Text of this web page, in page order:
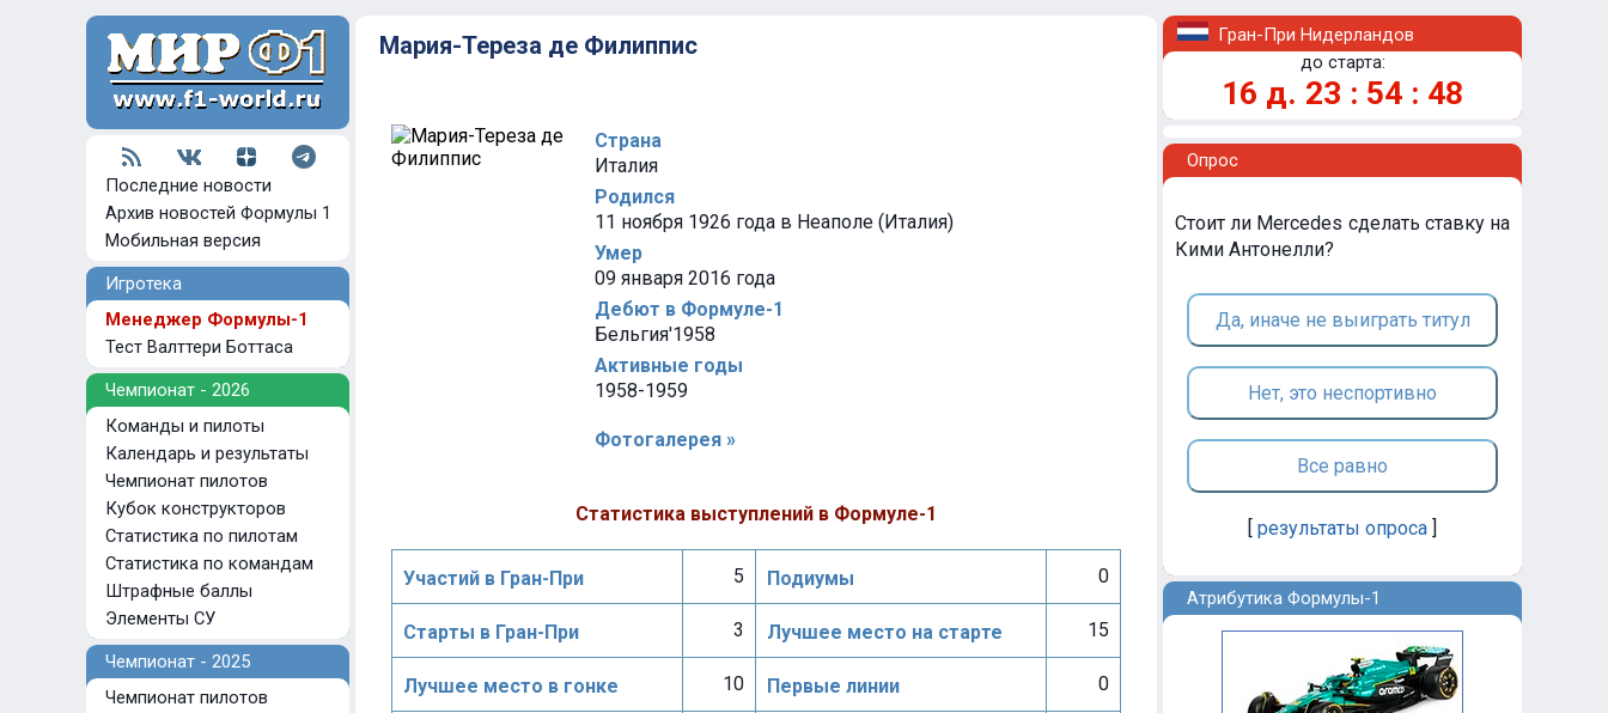
Последние новости
Архив новостей Формулы 1
Мобильная версия
Игротека
Менеджер Формулы-1
Тест Валттери Боттаса
Чемпионат - 2026
Команды и пилоты
Календарь и результаты
Чемпионат пилотов
Кубок конструкторов
Статистика по пилотам
Статистика по командам
Штрафные баллы
Элементы СУ
Чемпионат - 2025
Чемпионат пилотов
Мария-Тереза де Филиппис
Страна
Италия
Родился
11 ноября 1926 года в Неаполе (Италия)
Умер
09 января 2016 года
Дебют в Формуле-1
Бельгия'1958
Активные годы
1958-1959
Фотогалерея »
Статистика выступлений в Формуле-1
Участий в Гран-При 5 Подиумы 0
Старты в Гран-При 3 Лучшее место на старте 15
Лучшее место в гонке 10 Первые линии 0
Гран-При Нидерландов
до старта:
16 д. 23 : 54 : 48
Опрос
Стоит ли Mercedes сделать ставку на
Кими Антонелли?
Да, иначе не выиграть титул
Нет, это неспортивно
Все равно
[ результаты опроса ]
Атрибутика Формулы-1